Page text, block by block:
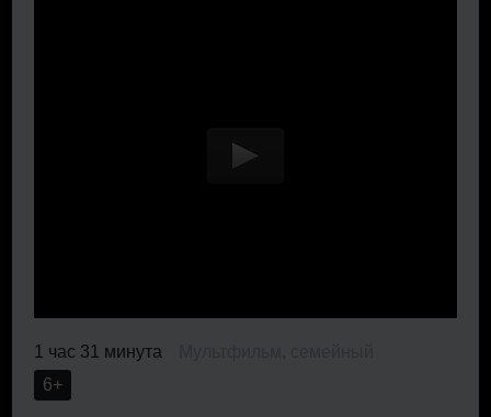
1 час 31 минута
6+